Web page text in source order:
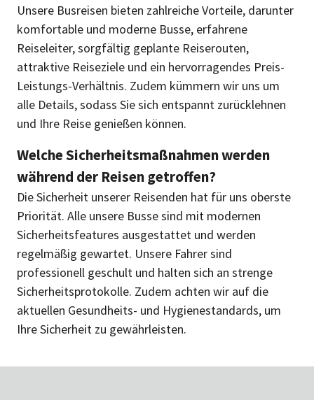
Unsere Busreisen bieten zahlreiche Vorteile, darunter
komfortable und moderne Busse, erfahrene
Reiseleiter, sorgfältig geplante Reiserouten,
attraktive Reiseziele und ein hervorragendes Preis-
Leistungs-Verhältnis. Zudem kümmern wir uns um
alle Details, sodass Sie sich entspannt zurücklehnen
und Ihre Reise genießen können.
Welche Sicherheitsmaßnahmen werden
während der Reisen getroffen?
Die Sicherheit unserer Reisenden hat für uns oberste
Priorität. Alle unsere Busse sind mit modernen
Sicherheitsfeatures ausgestattet und werden
regelmäßig gewartet. Unsere Fahrer sind
professionell geschult und halten sich an strenge
Sicherheitsprotokolle. Zudem achten wir auf die
aktuellen Gesundheits- und Hygienestandards, um
Ihre Sicherheit zu gewährleisten.